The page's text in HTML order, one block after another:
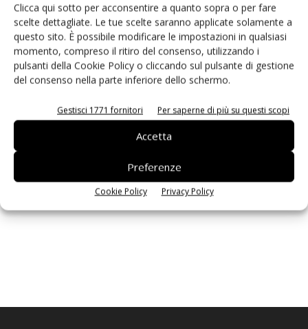
Clicca qui sotto per acconsentire a quanto sopra o per fare
scelte dettagliate. Le tue scelte saranno applicate solamente a
questo sito. È possibile modificare le impostazioni in qualsiasi
momento, compreso il ritiro del consenso, utilizzando i
pulsanti della Cookie Policy o cliccando sul pulsante di gestione
del consenso nella parte inferiore dello schermo.
Gestisci 1771 fornitori Per saperne di più su questi scopi
Accetta
Preferenze
Cookie Policy Privacy Policy
Edicola web
ISCRIVITI ALLA NEWSLETTER